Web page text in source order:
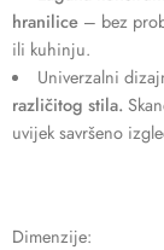
hranilice – bez
ili kuhinju.
Univerzalni
različitog stila.
uvijek savršeno
Dimenzije: